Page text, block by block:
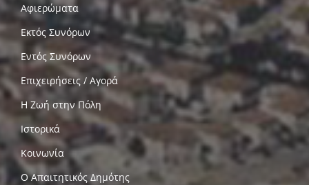
Αφιερώματα
Εκτός Συνόρων
Εντός Συνόρων
Επιχειρήσεις / Αγορά
Η Ζωή στην Πόλη
Ιστορικά
Κοινωνία
Ο Απαιτητικός Δημότης